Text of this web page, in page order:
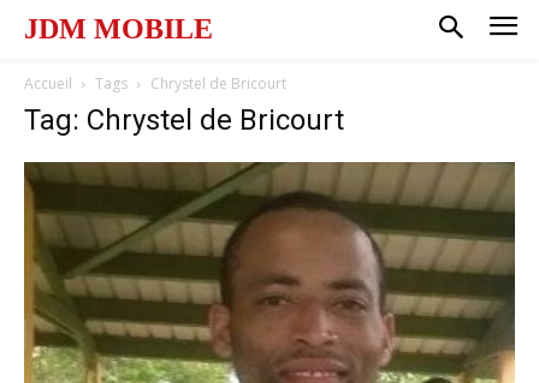
JDM MOBILE
Accueil Tags Chrystel de Bricourt
Tag: Chrystel de Bricourt